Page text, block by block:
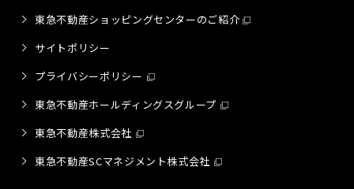
東急不動産ショッピングセンターのご紹介
サイトポリシー
プライバシーポリシー
東急不動産ホールディングスグループ
東急不動産株式会社
東急不動産SCマネジメント株式会社